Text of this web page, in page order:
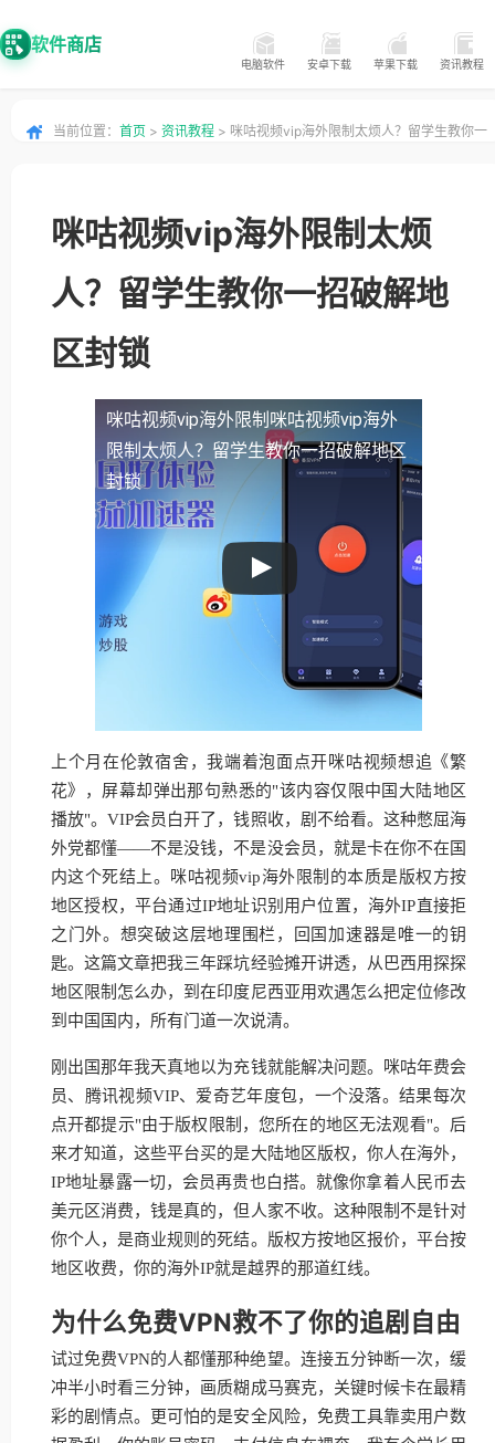
软件商店
电脑软件 安卓下载 苹果下载 资讯教程
当前位置： 首页 > 资讯教程 > 咪咕视频vip海外限制太烦人？留学生教你一
咪咕视频vip海外限制太烦
人？留学生教你一招破解地
区封锁
咪咕视频vip海外限制 咪咕视频vip海外
限制太烦人？留学生教你一招破解地区
封锁
上个月在伦敦宿舍，我端着泡面点开咪咕视频想追《繁
花》，屏幕却弹出那句熟悉的"该内容仅限中国大陆地区
播放"。VIP会员白开了，钱照收，剧不给看。这种憋屈海
外党都懂——不是没钱，不是没会员，就是卡在你不在国
内这个死结上。咪咕视频vip海外限制的本质是版权方按
地区授权，平台通过IP地址识别用户位置，海外IP直接拒
之门外。想突破这层地理围栏，回国加速器是唯一的钥
匙。这篇文章把我三年踩坑经验摊开讲透，从巴西用探探
地区限制怎么办，到在印度尼西亚用欢遇怎么把定位修改
到中国国内，所有门道一次说清。
刚出国那年我天真地以为充钱就能解决问题。咪咕年费会
员、腾讯视频VIP、爱奇艺年度包，一个没落。结果每次
点开都提示"由于版权限制，您所在的地区无法观看"。后
来才知道，这些平台买的是大陆地区版权，你人在海外，
IP地址暴露一切，会员再贵也白搭。就像你拿着人民币去
美元区消费，钱是真的，但人家不收。这种限制不是针对
你个人，是商业规则的死结。版权方按地区报价，平台按
地区收费，你的海外IP就是越界的那道红线。
为什么免费VPN救不了你的追剧自由
试过免费VPN的人都懂那种绝望。连接五分钟断一次，缓
冲半小时看三分钟，画质糊成马赛克，关键时候卡在最精
彩的剧情点。更可怕的是安全风险，免费工具靠卖用户数